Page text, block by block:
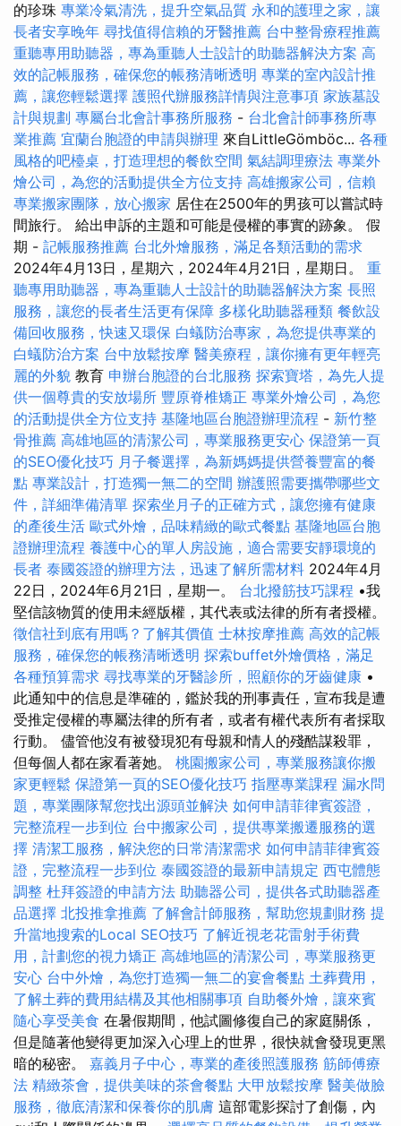
的珍珠 專業冷氣清洗，提升空氣品質 永和的護理之家，讓
長者安享晚年 尋找值得信賴的牙醫推薦 台中整骨療程推薦
重聽專用助聽器，專為重聽人士設計的助聽器解決方案 高
效的記帳服務，確保您的帳務清晰透明 專業的室內設計推
薦，讓您輕鬆選擇 護照代辦服務詳情與注意事項 家族墓設
計與規劃 專屬台北會計事務所服務 - 台北會計師事務所專
業推薦 宜蘭台胞證的申請與辦理 來自LittleGömböc... 各種
風格的吧檯桌，打造理想的餐飲空間 氣結調理療法 專業外
燴公司，為您的活動提供全方位支持 高雄搬家公司，信賴
專業搬家團隊，放心搬家 居住在2500年的男孩可以嘗試時
間旅行。 給出申訴的主題和可能是侵權的事實的跡象。 假
期 - 記帳服務推薦 台北外燴服務，滿足各類活動的需求
2024年4月13日，星期六，2024年4月21日，星期日。 重
聽專用助聽器，專為重聽人士設計的助聽器解決方案 長照
服務，讓您的長者生活更有保障 多樣化助聽器種類 餐飲設
備回收服務，快速又環保 白蟻防治專家，為您提供專業的
白蟻防治方案 台中放鬆按摩 醫美療程，讓你擁有更年輕亮
麗的外貌 教育 申辦台胞證的台北服務 探索寶塔，為先人提
供一個尊貴的安放場所 豐原脊椎矯正 專業外燴公司，為您
的活動提供全方位支持 基隆地區台胞證辦理流程 - 新竹整
骨推薦 高雄地區的清潔公司，專業服務更安心 保證第一頁
的SEO優化技巧 月子餐選擇，為新媽媽提供營養豐富的餐
點 專業設計，打造獨一無二的空間 辦護照需要攜帶哪些文
件，詳細準備清單 探索坐月子的正確方式，讓您擁有健康
的產後生活 歐式外燴，品味精緻的歐式餐點 基隆地區台胞
證辦理流程 養護中心的單人房設施，適合需要安靜環境的
長者 泰國簽證的辦理方法，迅速了解所需材料 2024年4月
22日，2024年6月21日，星期一。 台北撥筋技巧課程 •我
堅信該物質的使用未經版權，其代表或法律的所有者授權。
徵信社到底有用嗎？了解其價值 士林按摩推薦 高效的記帳
服務，確保您的帳務清晰透明 探索buffet外燴價格，滿足
各種預算需求 尋找專業的牙醫診所，照顧你的牙齒健康 •
此通知中的信息是準確的，鑑於我的刑事責任，宣布我是遭
受推定侵權的專屬法律的所有者，或者有權代表所有者採取
行動。 儘管他沒有被發現犯有母親和情人的殘酷謀殺罪，
但每個人都在家看著她。 桃園搬家公司，專業服務讓你搬
家更輕鬆 保證第一頁的SEO優化技巧 指壓專業課程 漏水問
題，專業團隊幫您找出源頭並解決 如何申請菲律賓簽證，
完整流程一步到位 台中搬家公司，提供專業搬遷服務的選
擇 清潔工服務，解決您的日常清潔需求 如何申請菲律賓簽
證，完整流程一步到位 泰國簽證的最新申請規定 西屯體態
調整 杜拜簽證的申請方法 助聽器公司，提供各式助聽器產
品選擇 北投推拿推薦 了解會計師服務，幫助您規劃財務 提
升當地搜索的Local SEO技巧 了解近視老花雷射手術費
用，計劃您的視力矯正 高雄地區的清潔公司，專業服務更
安心 台中外燴，為您打造獨一無二的宴會餐點 土葬費用，
了解土葬的費用結構及其他相關事項 自助餐外燴，讓來賓
隨心享受美食 在暑假期間，他試圖修復自己的家庭關係，
但是隨著他變得更加深入心理上的世界，很快就會發現更黑
暗的秘密。 嘉義月子中心，專業的產後照護服務 筋師傅療
法 精緻茶會，提供美味的茶會餐點 大甲放鬆按摩 醫美做臉
服務，徹底清潔和保養你的肌膚 這部電影探討了創傷，內